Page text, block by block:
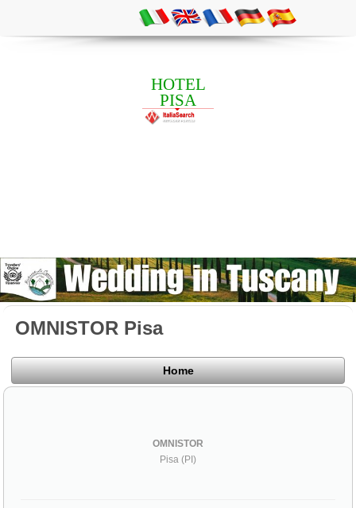
HOTEL
PISA
OMNISTOR Pisa
Home
OMNISTOR
Pisa (PI)